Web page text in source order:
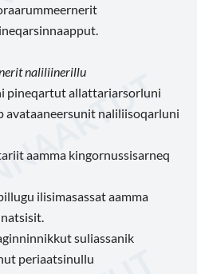
naliliinerillu
pineqartut allattariarsorluni
naliliisoqarluni
aamma kingornussisarneq
ilisimasassat aamma
suliassanik
periaatsinullu